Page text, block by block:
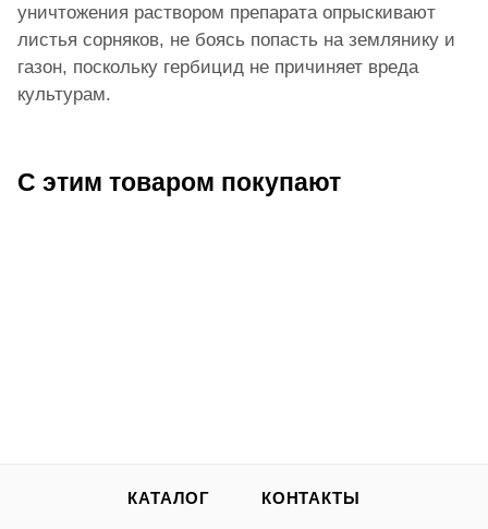
уничтожения раствором препарата опрыскивают
листья сорняков, не боясь попасть на землянику и
газон, поскольку гербицид не причиняет вреда
культурам.
С этим товаром покупают
КАТАЛОГ КОНТАКТЫ